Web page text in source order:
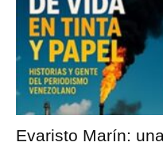
Evaristo Marín: